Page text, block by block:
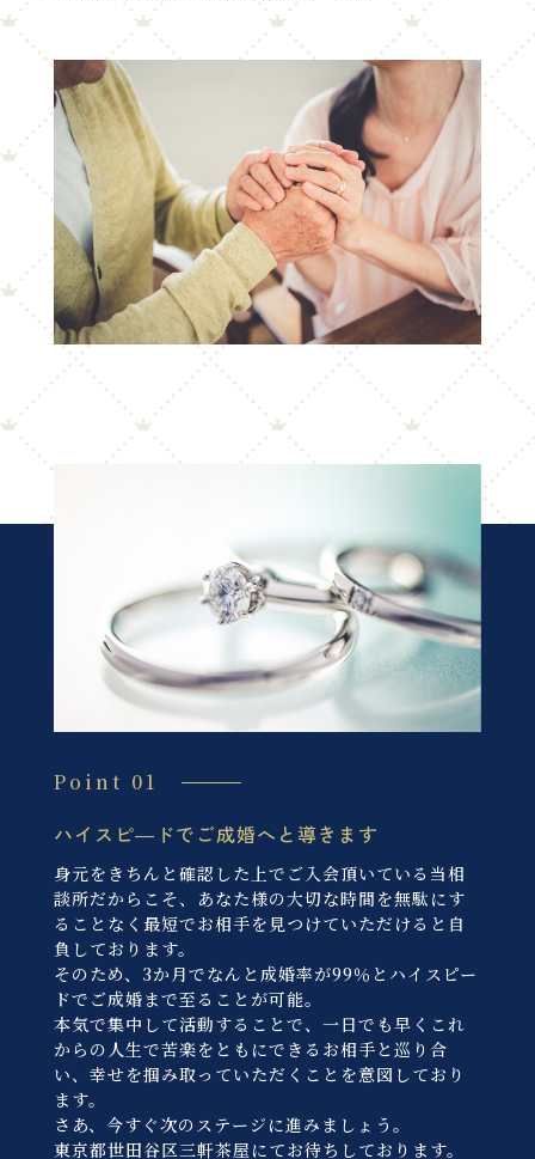
Point 01
ハイスピ―ドでご成婚へと導きます
身元をきちんと確認した上でご入会頂いている当相
談所だからこそ、あなた様の大切な時間を無駄にす
ることなく最短でお相手を見つけていただけると自
負しております。
そのため、3か月でなんと成婚率が99％とハイスピー
ドでご成婚まで至ることが可能。
本気で集中して活動することで、一日でも早くこれ
からの人生で苦楽をともにできるお相手と巡り合
い、幸せを掴み取っていただくことを意図しており
ます。
さあ、今すぐ次のステージに進みましょう。
東京都世田谷区三軒茶屋にてお待ちしております。